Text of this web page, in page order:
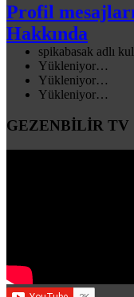
Profil mesajları
Hakkında
spikabasak adlı
Yükleniyor…
Yükleniyor…
Yükleniyor…
GEZENBİLİR TV